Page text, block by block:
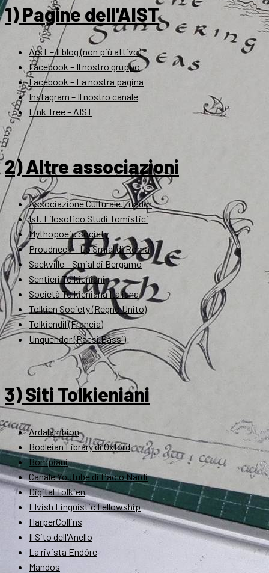
1) Pagine dell'AIST
ArsT – Il blog (non più attivo)
Facebook – Il nostro gruppo
Facebook – La nostra pagina
Instagram – Il nostro canale
Link Tree – AIST
2) Altre associazioni
Associazione Culturale Eriador
Ist. Filosofico Studi Tomistici
Mythopoeic Society
Proudneck – Lo Smial di Roma
Sackville – Smial di Bergamo
Sentieri Tolkieniani
Società Tolkieniana Italiana
Tolkien Society (Regno Unito)
Tolkiendil (Francia)
Unquendor (Paesi Bassi)
3) Siti Tolkieniani
Ardalambion
Bodleian Library di Oxford
Bompiani
Canale Youtube di Paolo Nardi
Digital Tolkien
Elvish Linguistic Fellowship
HarperCollins
Il Sito dell'Anello
La rivista Endóre
Mandos